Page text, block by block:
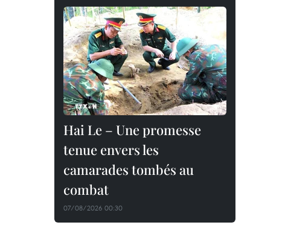
Hai Le – Une promesse
tenue envers les
camarades tombés au
combat
07/08/2026 00:30